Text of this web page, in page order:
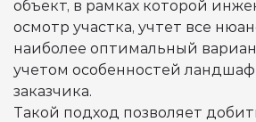
объект, в рамках которой
осмотр участка, учтет все
наиболее оптимальный
учетом особенностей
заказчика.
Такой подход позволяет